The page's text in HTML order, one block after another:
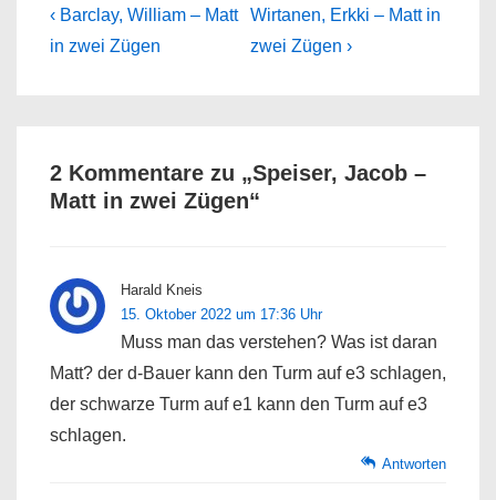
Beitragsnavigation
Previous
Post
‹ Barclay, William – Matt
in zwei Zügen
Next
Post
Wirtanen, Erkki – Matt in
zwei Zügen ›
2 Kommentare zu „Speiser, Jacob –
Matt in zwei Zügen“
Harald Kneis
15. Oktober 2022 um 17:36 Uhr
Muss man das verstehen? Was ist daran
Matt? der d-Bauer kann den Turm auf e3 schlagen,
der schwarze Turm auf e1 kann den Turm auf e3
schlagen.
Antworten